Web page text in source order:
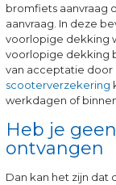
bromfiets aanvraag
aanvraag. In deze
voorlopige dekking
voorlopige dekking
van acceptatie door
scooterverzekering
werkdagen of
Heb je
ontvangen
Dan kan het zijn dat